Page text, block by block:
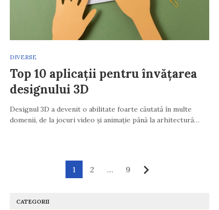
DIVERSE
Top 10 aplicații pentru învățarea
designului 3D
Designul 3D a devenit o abilitate foarte căutată în multe
domenii, de la jocuri video și animație până la arhitectură…
Paginație
1 2 … 9
CATEGORII